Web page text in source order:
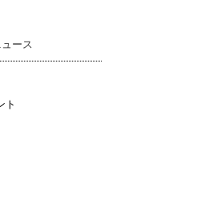
ース
ト